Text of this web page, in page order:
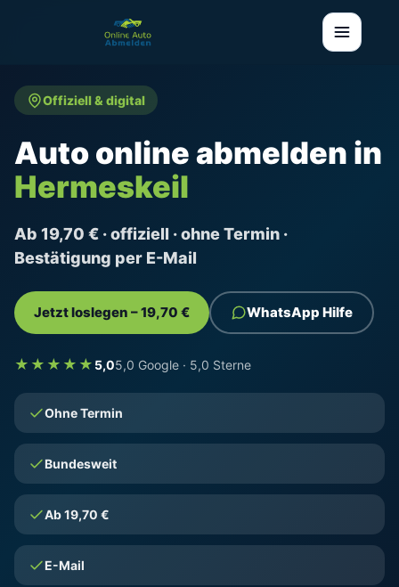
Offiziell & digital
Auto online abmelden in
Hermeskeil
Ab 19,70 € · offiziell · ohne Termin ·
Bestätigung per E-Mail
Jetzt loslegen – 19,70 € WhatsApp Hilfe
★★★★★ 5,05,0 Google · 5,0 Sterne
Ohne Termin
Bundesweit
Ab 19,70 €
E-Mail